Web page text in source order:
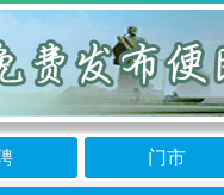
门市